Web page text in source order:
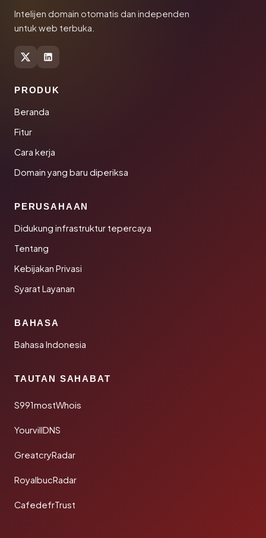
Intelijen domain otomatis dan independen
untuk web terbuka.
PRODUK
Beranda
Fitur
Cara kerja
Domain yang baru diperiksa
PERUSAHAAN
Didukung infrastruktur tepercaya
Tentang
Kebijakan Privasi
Syarat Layanan
BAHASA
Bahasa Indonesia
TAUTAN SAHABAT
S991mostWhois
YourvillDNS
GreatcryRadar
RoyalbucRadar
CafedefrTrust